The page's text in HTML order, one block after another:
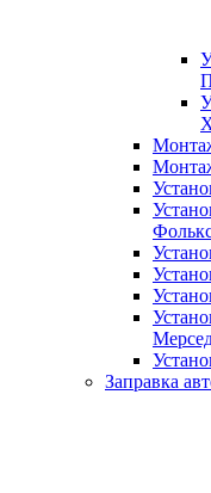
Заправка